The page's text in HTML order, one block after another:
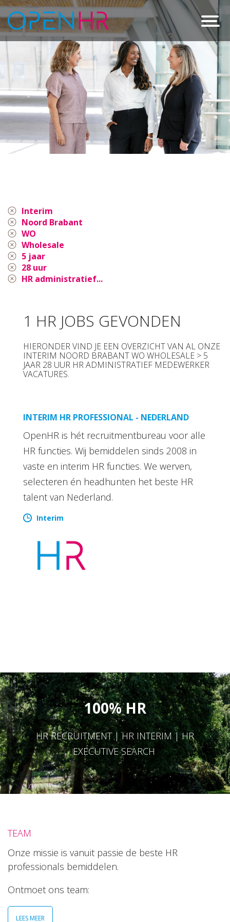
Interim
Noord Brabant
WO
Wholesale
5 jaar
28 uur
HR administratief...
1 HR JOBS GEVONDEN
HIERONDER VIND JE EEN OVERZICHT VAN AL ONZE
INTERIM NOORD BRABANT WO WHOLESALE > 5
JAAR 28 UUR HR ADMINISTRATIEF MEDEWERKER
VACATURES.
INTERIM HR PROFESSIONAL - NEDERLAND
OpenHR is hét recruitmentbureau voor alle
HR functies. Wij bemiddelen sinds 2008 in
vaste en interim HR functies. We werven,
selecteren én headhunten het beste HR
talent van Nederland.
Interim
100% HR
HR RECRUITMENT | HR INTERIM | HR
EXECUTIVE SEARCH
TEAM
Onze missie is vanuit passie de beste HR
professionals bemiddelen.
Ontmoet ons team:
LEES MEER